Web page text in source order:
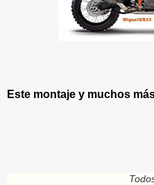
Este montaje y muchos